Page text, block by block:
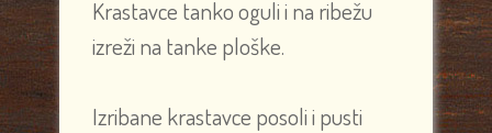
Krastavce tanko oguli i na ribežu
izreži na tanke ploške.
Izribane krastavce posoli i pusti